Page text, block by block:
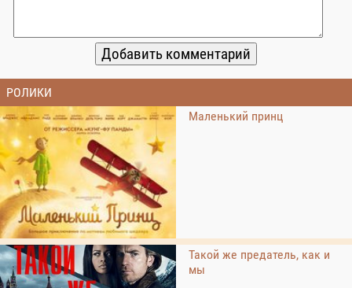
РОЛИКИ
Маленький принц
Такой же предатель, как и
мы